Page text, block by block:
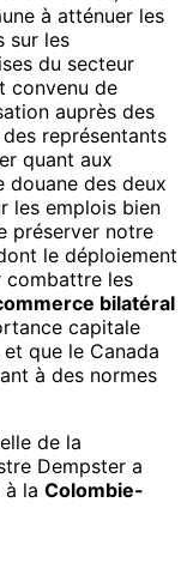
à atténuer les
sur les
du secteur
convenu de
auprès des
représentants
quant aux
douane des deux
les emplois bien
préserver notre
le déploiement
combattre les
bilatéral
capitale
que le Canada
à des normes
de la
Dempster a
la Colombie-